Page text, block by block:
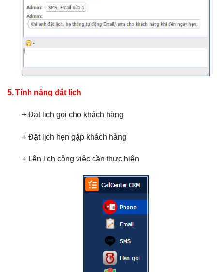
5. Tính năng đặt lịch
+ Đặt lịch gọi cho khách hàng
+ Đặt lịch hẹn gặp khách hàng
+ Lên lịch công việc cần thực hiện